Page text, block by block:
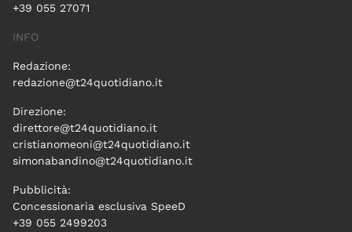
+39 055 27071
INFO
Redazione:
redazione@t24quotidiano.it
Direzione:
direttore@t24quotidiano.it
cristianomeoni@t24quotidiano.it
simonabandino@t24quotidiano.it
Pubblicità:
Concessionaria esclusiva SpeeD
+39 055 2499203